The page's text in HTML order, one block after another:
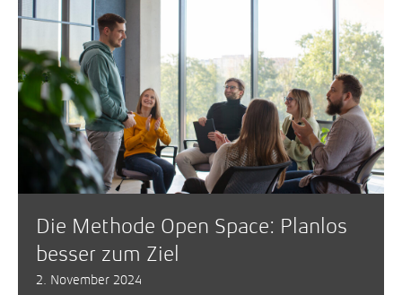
Die Methode Open Space: Planlos
besser zum Ziel
2. November 2024